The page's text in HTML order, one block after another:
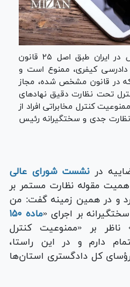
کنترل ارتباطات مخابراتی اشخاص در ایران طبق اصل ۲۵ قانون
قانون آیین دادرسی کیفری، ممنوع است و
در قانون مشخص شده، مجاز
تحت نظارت دقیق نهاد‌های
کنترل مخابراتی افراد از
جدی و سختگیرانه رئیس
در نشست شورای عالی
۱۴۰۴)، به اهمیت مقوله نظارت مستمر بر
و در همین زمینه گفت: من
بر اجرای «
ماده ۱۵۰
ناظر بر «ممنوعیت کنترل
دارم و در این راستا،
کل دادگستری استان‌ها